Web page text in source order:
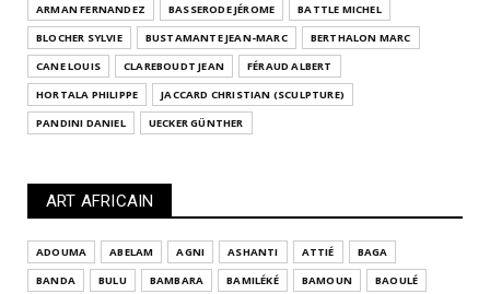
ARMAN FERNANDEZ BASSERODE JÉROME
BATTLE MICHEL
BLOCHER SYLVIE
BUSTAMANTE JEAN-MARC
BERTHALON MARC
CANE LOUIS
CLAREBOUDT JEAN
FÉRAUD ALBERT
HORTALA PHILIPPE
JACCARD CHRISTIAN (SCULPTURE)
PANDINI DANIEL
UECKER GÜNTHER
ART AFRICAIN
ADOUMA ABELAM AGNI ASHANTI ATTIÉ
BAGA
BANDA
BULU BAMBARA BAMILÉKÉ BAMOUN
BAOULÉ